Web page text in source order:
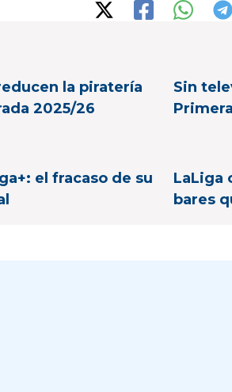
la piratería
2025/26
Sin
el fracaso de su
LaLiga
bares